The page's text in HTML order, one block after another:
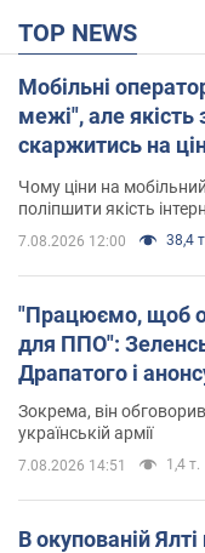
TOP NEWS
Мобільні
межі", але якість
скаржитись на
Чому ціни на
поліпшити якість
7.08.2026 12:00 38,4
"Працюємо, щоб
для ППО":
Драпатого і
Зокрема, він
українській армії
7.08.2026 14:51 1,4 т.
В окупованій